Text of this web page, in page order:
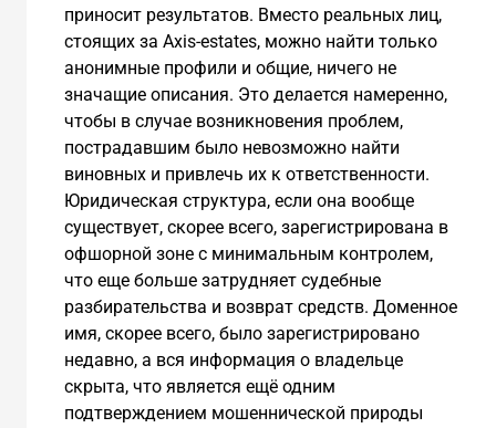
приносит результатов. Вместо реальных лиц,
стоящих за Axis-estates, можно найти только
анонимные профили и общие, ничего не
значащие описания. Это делается намеренно,
чтобы в случае возникновения проблем,
пострадавшим было невозможно найти
виновных и привлечь их к ответственности.
Юридическая структура, если она вообще
существует, скорее всего, зарегистрирована в
офшорной зоне с минимальным контролем,
что еще больше затрудняет судебные
разбирательства и возврат средств. Доменное
имя, скорее всего, было зарегистрировано
недавно, а вся информация о владельце
скрыта, что является ещё одним
подтверждением мошеннической природы